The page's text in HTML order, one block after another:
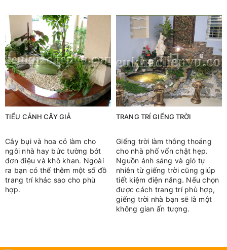
TIỂU CẢNH CÂY GIẢ
Cây bụi và hoa cỏ làm cho
ngôi nhà hay bức tường bớt
đơn điệu và khô khan. Ngoài
ra bạn có thể thêm một số đồ
trang trí khác sao cho phù
hợp.
TRANG TRÍ GIẾNG TRỜI
Giếng trời làm thông thoáng
cho nhà phố vốn chật hẹp.
Nguồn ánh sáng và gió tự
nhiên từ giếng trời cũng giúp
tiết kiệm điện năng. Nếu chọn
được cách trang trí phù hợp,
giếng trời nhà bạn sẽ là một
không gian ấn tượng.